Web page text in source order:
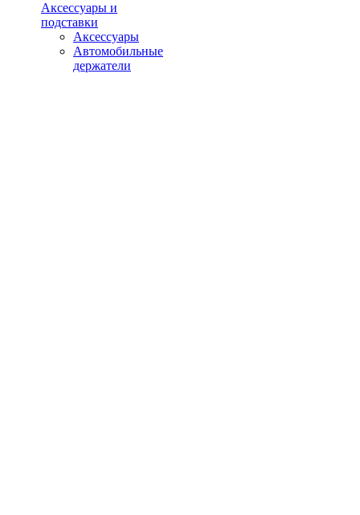
Аксессуары и
подставки
Аксессуары
Автомобильные
держатели